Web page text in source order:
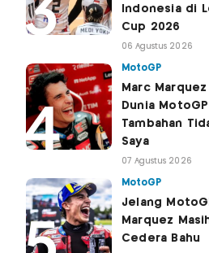
Indonesia di
Cup 2026
06 Agustus 2026
MotoGP
Marc
Dunia
Tambahan
Saya
07 Agustus 2026
MotoGP
Jelang
Marquez
Cedera Bahu